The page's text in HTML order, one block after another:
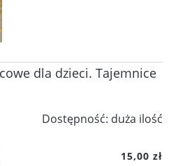
dla dzieci. Tajemnice
Dostępność: duża ilość
15,00 zł